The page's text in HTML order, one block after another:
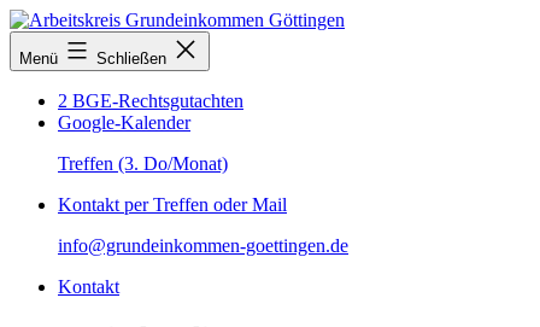
Zum
Inhalt
springen
Arbeitskreis
Grundeinkommen
Menü Schließen
2 BGE-Rechtsgutachten
Google-Kalender
Treffen (3. Do/Monat)
Kontakt per Treffen oder Mail
info@grundeinkommen-goettingen.de
Kontakt